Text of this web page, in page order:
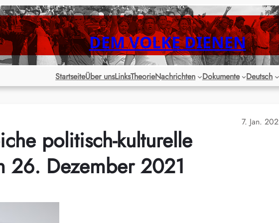
DEM VOLKE DIENEN
StartseiteÜber unsLinksTheorieNachrichten Dokumente Deutsch
7. Jan.
politisch-kulturelle
26. Dezember 2021